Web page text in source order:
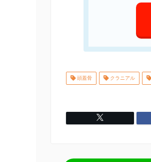
頭蓋骨 クラニアル